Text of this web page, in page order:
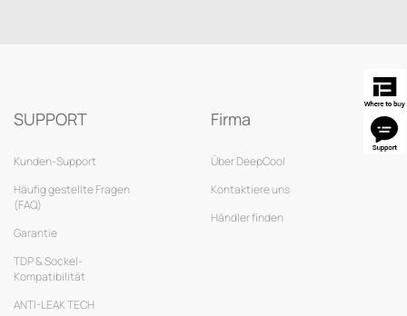
SUPPORT
Kunden-Support
Häufig gestellte Fragen
(FAQ)
Garantie
TDP & Sockel-
Kompatibilität
ANTI-LEAK TECH
Firma
Über DeepCool
Kontaktiere uns
Händler finden